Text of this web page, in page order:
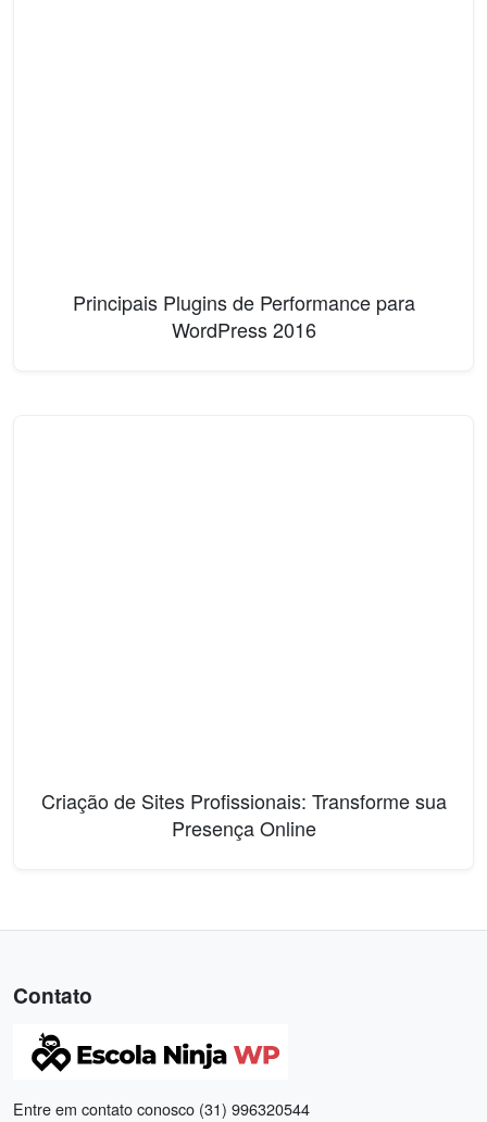
Principais Plugins de Performance para
WordPress 2016
Criação de Sites Profissionais: Transforme sua
Presença Online
Contato
Entre em contato conosco (31) 996320544